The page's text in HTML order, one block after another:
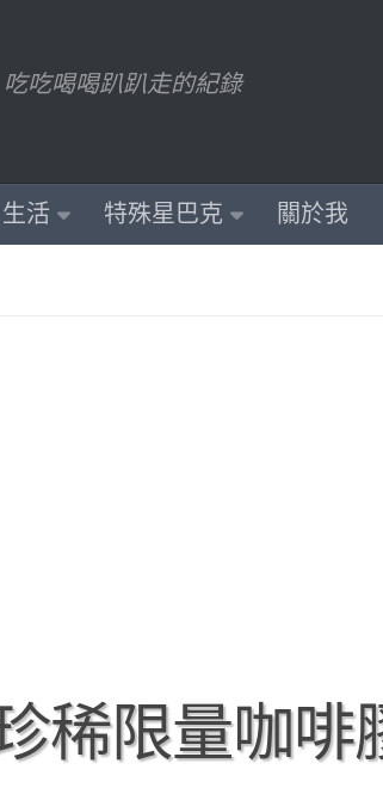
吃吃喝喝趴趴走的紀錄
生活 特殊星巴克 關於我
稀限量咖啡